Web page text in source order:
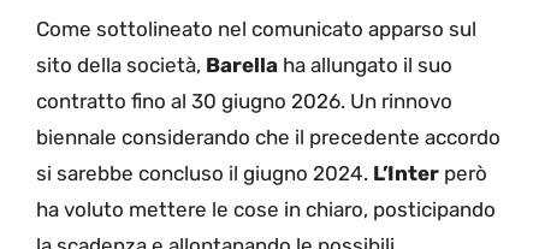
Come sottolineato nel comunicato apparso sul
sito della società, Barella
ha allungato il suo
contratto fino al 30 giugno 2026. Un rinnovo
biennale considerando che il precedente accordo
si sarebbe concluso il giugno 2024. L’Inter
però
ha voluto mettere le cose in chiaro, posticipando
la scadenza e allontanando le possibili